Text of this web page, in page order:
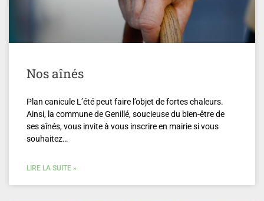
Nos aînés
Plan canicule L’été peut faire l’objet de fortes chaleurs.
Ainsi, la commune de Genillé, soucieuse du bien-être de
ses aînés, vous invite à vous inscrire en mairie si vous
souhaitez…
LIRE LA SUITE »